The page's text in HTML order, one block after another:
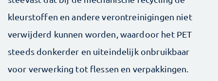
kleurstoffen en andere verontreinigingen niet
verwijderd kunnen worden, waardoor het PET
steeds donkerder en uiteindelijk onbruikbaar
voor verwerking tot flessen en verpakkingen.